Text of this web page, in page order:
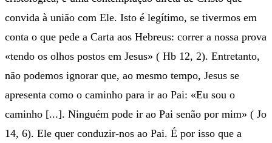
convida à união com Ele. Isto é legítimo, se tivermos em
conta o que pede a Carta aos Hebreus: correr a nossa prova
«tendo os olhos postos em Jesus» ( Hb 12, 2). Entretanto,
não podemos ignorar que, ao mesmo tempo, Jesus se
apresenta como o caminho para ir ao Pai: «Eu sou o
caminho [...]. Ninguém pode ir ao Pai senão por mim» ( Jo
14, 6). Ele quer conduzir-nos ao Pai. É por isso que a